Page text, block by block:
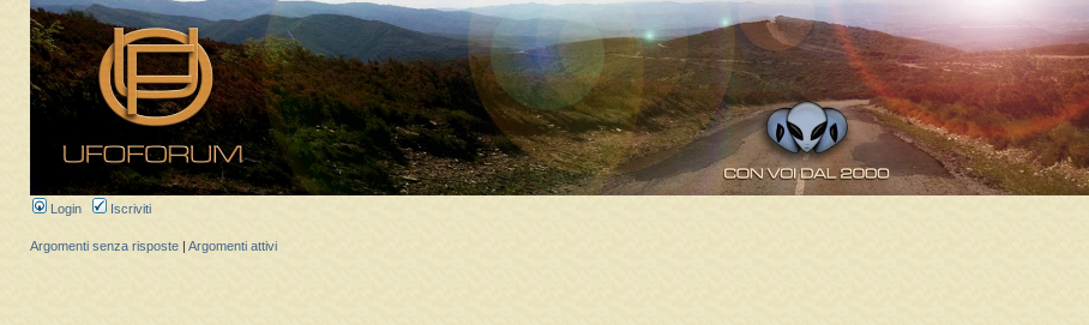
Login Iscriviti
Argomenti senza risposte Argomenti attivi